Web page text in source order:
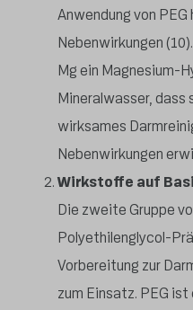
Anwendung von
Nebenwirkungen
Mg ein Magnesium-
Mineralwasser, dass
wirksames
Nebenwirkungen
Wirkstoffe auf
Die zweite Gruppe
Polyethilenglycol-
Vorbereitung zur
zum Einsatz. PEG